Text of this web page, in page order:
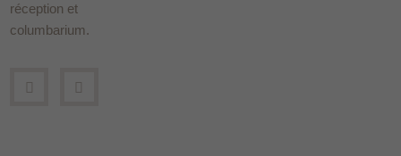
réception et
columbarium.